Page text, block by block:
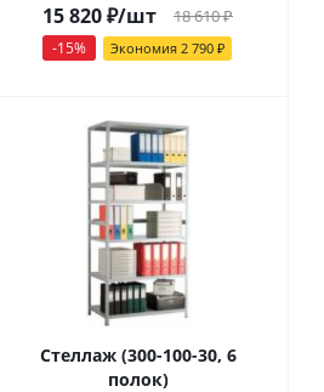
15 820₽/шт 18 610₽
-15% Экономия 2 790 ₽
Стеллаж (300-100-30, 6
полок)